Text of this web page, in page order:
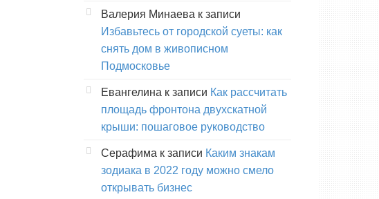
Валерия Минаева к записи
Избавьтесь от городской суеты: как
снять дом в живописном
Подмосковье
Евангелина к записи Как рассчитать
площадь фронтона двухскатной
крыши: пошаговое руководство
Серафима к записи Каким знакам
зодиака в 2022 году можно смело
открывать бизнес